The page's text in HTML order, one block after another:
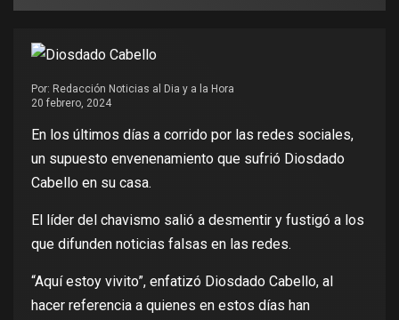
Por: Redacción Noticias al Dia y a la Hora
20 febrero, 2024
En los últimos días a corrido por las redes sociales,
un supuesto envenenamiento que sufrió Diosdado
Cabello en su casa.
El líder del chavismo salió a desmentir y fustigó a los
que difunden noticias falsas en las redes.
“Aquí estoy vivito”, enfatizó Diosdado Cabello, al
hacer referencia a quienes en estos días han